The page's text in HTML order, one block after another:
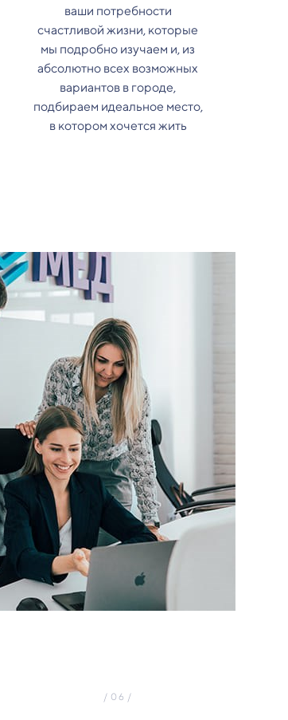
ваши потребности
счастливой жизни, которые
мы подробно изучаем и, из
абсолютно всех возможных
вариантов в городе,
подбираем идеальное место,
в котором хочется жить